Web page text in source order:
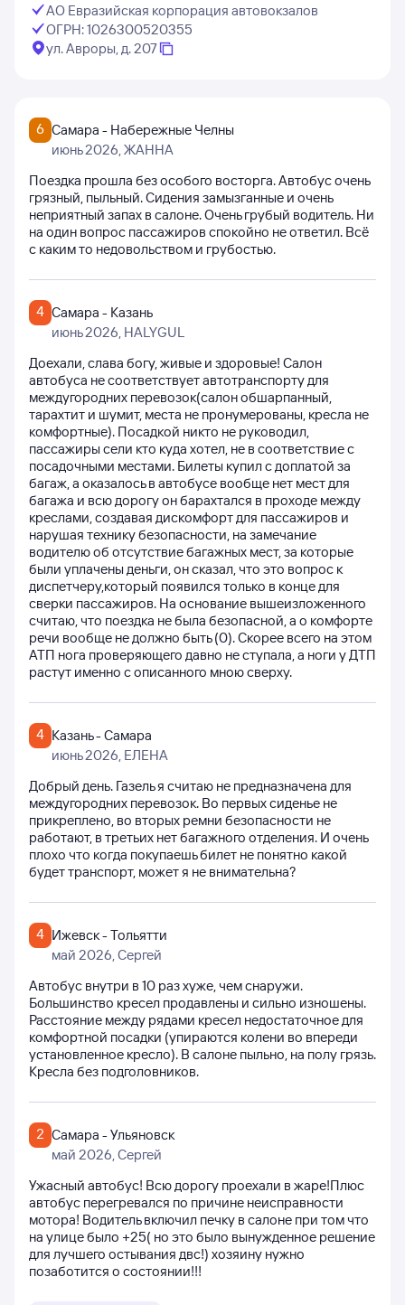
АО Евразийская корпорация автовокзалов
ОГРН: 1026300520355
ул. Авроры, д. 207
6 Самара - Набережные Челны
июнь 2026, ЖАННА
Поездка прошла без особого восторга. Автобус очень
грязный, пыльный. Сидения замызганные и очень
неприятный запах в салоне. Очень грубый водитель. Ни
на один вопрос пассажиров спокойно не ответил. Всё
с каким то недовольством и грубостью.
4 Самара - Казань
июнь 2026, HALYGUL
Доехали, слава богу, живые и здоровые! Салон
автобуса не соответствует автотранспорту для
междугородних перевозок(салон обшарпанный,
тарахтит и шумит, места не пронумерованы, кресла не
комфортные). Посадкой никто не руководил,
пассажиры сели кто куда хотел, не в соответствие с
посадочными местами. Билеты купил с доплатой за
багаж, а оказалось в автобусе вообще нет мест для
багажа и всю дорогу он барахтался в проходе между
креслами, создавая дискомфорт для пассажиров и
нарушая технику безопасности, на замечание
водителю об отсутствие багажных мест, за которые
были уплачены деньги, он сказал, что это вопрос к
диспетчеру,который появился только в конце для
сверки пассажиров. На основание вышеизложенного
считаю, что поездка не была безопасной, а о комфорте
речи вообще не должно быть (0). Скорее всего на этом
АТП нога проверяющего давно не ступала, а ноги у ДТП
растут именно с описанного мною сверху.
4 Казань - Самара
июнь 2026, ЕЛЕНА
Добрый день. Газель я считаю не предназначена для
междугородних перевозок. Во первых сиденье не
прикреплено, во вторых ремни безопасности не
работают, в третьих нет багажного отделения. И очень
плохо что когда покупаешь билет не понятно какой
будет транспорт, может я не внимательна?
4 Ижевск - Тольятти
май 2026, Сергей
Автобус внутри в 10 раз хуже, чем снаружи.
Большинство кресел продавлены и сильно изношены.
Расстояние между рядами кресел недостаточное для
комфортной посадки (упираются колени во впереди
установленное кресло). В салоне пыльно, на полу грязь.
Кресла без подголовников.
2 Самара - Ульяновск
май 2026, Сергей
Ужасный автобус! Всю дорогу проехали в жаре!Плюс
автобус перегревался по причине неисправности
мотора! Водитель включил печку в салоне при том что
на улице было +25( но это было вынужденное решение
для лучшего остывания двс!) хозяину нужно
позаботится о состоянии!!!